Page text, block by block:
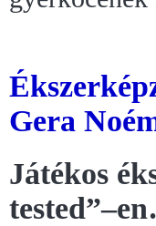
Gera
Játékos